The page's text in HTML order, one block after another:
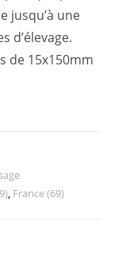
jusqu’à une
d’élevage.
de 15x150mm
, France (69)